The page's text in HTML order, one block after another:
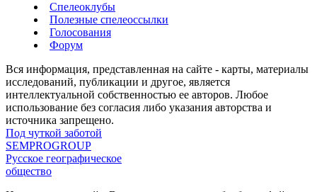
Спелеоклубы
Полезные спелеоссылки
Голосования
Форум
Вся информация, представленная на сайте - карты, материалы
исследований, публикации и другое, является
интеллектуальной собственностью ее авторов. Любое
использование без согласия либо указания авторства и
источника запрещено.
Под чуткой заботой
SEMPROGROUP
Русское географическое
общество